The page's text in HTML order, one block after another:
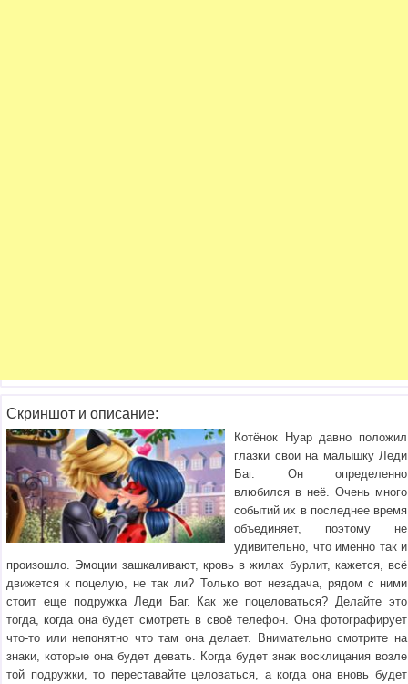
Скриншот и описание:
Котёнок Нуар давно положил
глазки свои на малышку Леди
Баг. Он определенно
влюбился в неё. Очень много
событий их в последнее время
объединяет, поэтому не
удивительно, что именно так и
произошло. Эмоции зашкаливают, кровь в жилах бурлит, кажется, всё
движется к поцелую, не так ли? Только вот незадача, рядом с ними
стоит еще подружка Леди Баг. Как же поцеловаться? Делайте это
тогда, когда она будет смотреть в своё телефон. Она фотографирует
что-то или непонятно что там она делает. Внимательно смотрите на
знаки, которые она будет девать. Когда будет знак восклицания возле
той подружки, то переставайте целоваться, а когда она вновь будет